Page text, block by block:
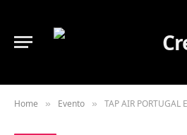
Home » Evento » TAP AIR PORTUGAL E ROCK IN RIO LISBOA juntam-se